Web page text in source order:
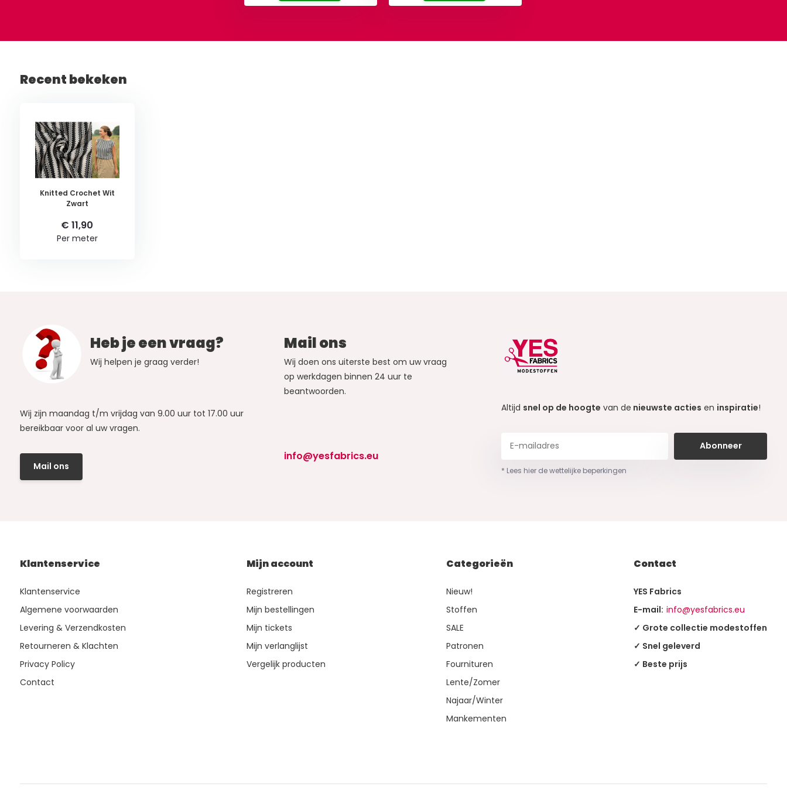
Recent bekeken
Knitted Crochet Wit
Zwart
€ 11,90
Per meter
Heb je een vraag?
Wij helpen je graag verder!
Wij zijn maandag t/m vrijdag van 9.00 uur tot 17.00 uur
bereikbaar voor al uw vragen.
Mail ons
Mail ons
Wij doen ons uiterste best om uw vraag
op werkdagen binnen 24 uur te
beantwoorden.
info@yesfabrics.eu
Altijd snel op de hoogte van de nieuwste acties en inspiratie!
Abonneer
* Lees hier de wettelijke beperkingen
Klantenservice
Klantenservice
Algemene voorwaarden
Levering & Verzendkosten
Retourneren & Klachten
Privacy Policy
Contact
Mijn account
Registreren
Mijn bestellingen
Mijn tickets
Mijn verlanglijst
Vergelijk producten
Categorieën
Nieuw!
Stoffen
SALE
Patronen
Fournituren
Lente/Zomer
Najaar/Winter
Mankementen
Contact
YES Fabrics
E-mail: info@yesfabrics.eu
✓ Grote collectie modestoffen
✓ Snel geleverd
✓ Beste prijs